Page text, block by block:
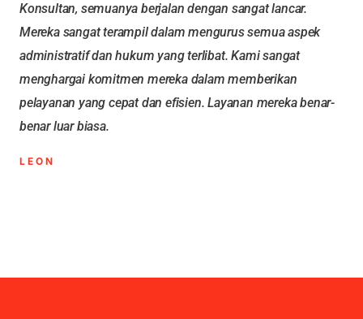
Konsultan, semuanya berjalan dengan sangat lancar.
Mereka sangat terampil dalam mengurus semua aspek
administratif dan hukum yang terlibat. Kami sangat
menghargai komitmen mereka dalam memberikan
pelayanan yang cepat dan efisien. Layanan mereka benar-
benar luar biasa.
LEON